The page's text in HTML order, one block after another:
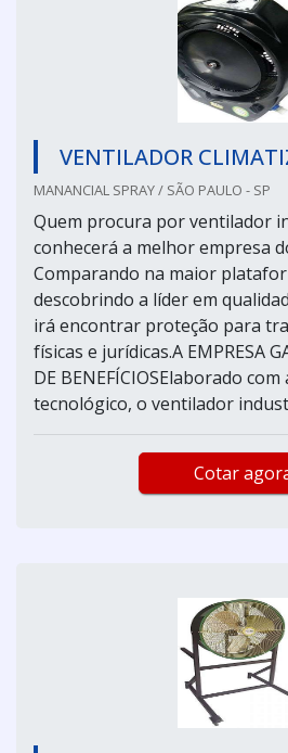
VENTILADOR
MANANCIAL SPRAY / SÃO PAULO - SP
Quem procura por ventilador
conhecerá a melhor empresa
Comparando na maior
descobrindo a líder em
irá encontrar proteção para
físicas e jurídicas.A EMPRESA
DE BENEFÍCIOSElaborado
tecnológico, o ventilador
Cotar